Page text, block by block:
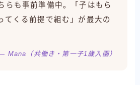
らも事前準備中。「子はもら
てくる前提で組む」が最大の
Mana（共働き・第一子1歳入園）